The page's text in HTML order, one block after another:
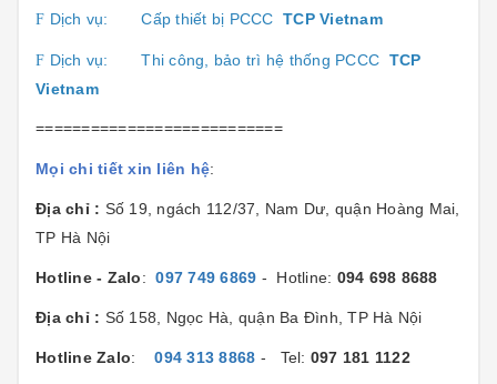
F Dịch vụ:Cấp thiết bị PCCC TCP Vietnam
F Dịch vụ:Thi công, bảo trì hệ thống PCCC TCP
Vietnam
===========================
Mọi chi tiết xin liên hệ:
Địa chỉ : Số 19, ngách 112/37, Nam Dư, quận Hoàng Mai,
TP Hà Nội
Hotline - Zalo:097 749 6869 - Hotline: 094 698 8688
Địa chỉ : Số 158, Ngọc Hà, quận Ba Đình, TP Hà Nội
Hotline Zalo:094 313 8868 - Tel: 097 181 1122